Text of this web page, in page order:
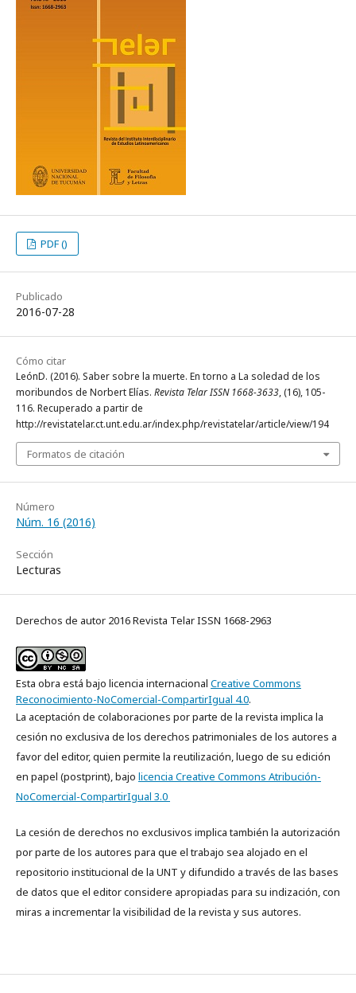
PDF ()
Publicado
2016-07-28
Cómo citar
LeónD. (2016). Saber sobre la muerte. En torno a La soledad de los
moribundos de Norbert Elías. Revista Telar ISSN 1668-3633, (16), 105-
116. Recuperado a partir de
http://revistatelar.ct.unt.edu.ar/index.php/revistatelar/article/view/194
Formatos de citación
Número
Núm. 16 (2016)
Sección
Lecturas
Derechos de autor 2016 Revista Telar ISSN 1668-2963
Esta obra está bajo licencia internacional Creative Commons
Reconocimiento-NoComercial-CompartirIgual 4.0.
La aceptación de colaboraciones por parte de la revista implica la
cesión no exclusiva de los derechos patrimoniales de los autores a
favor del editor, quien permite la reutilización, luego de su edición
en papel (postprint), bajo licencia Creative Commons Atribución-
NoComercial-CompartirIgual 3.0
La cesión de derechos no exclusivos implica también la autorización
por parte de los autores para que el trabajo sea alojado en el
repositorio institucional de la UNT y difundido a través de las bases
de datos que el editor considere apropiadas para su indización, con
miras a incrementar la visibilidad de la revista y sus autores.